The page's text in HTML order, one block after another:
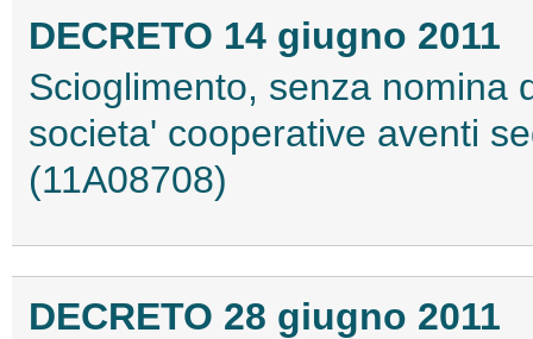
DECRETO 14 giugno 2011
Scioglimento, senza nomina
societa' cooperative aventi
(11A08708)
DECRETO 28 giugno 2011